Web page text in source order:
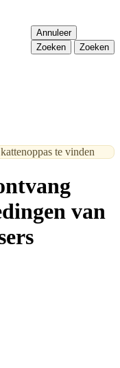
Annuleer
Zoeken
Zoeken
te vinden
van